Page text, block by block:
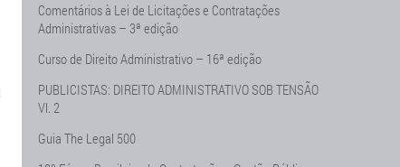
Comentários à Lei de Licitações e Contratações
Administrativas – 3ª edição
Curso de Direito Administrativo – 16ª edição
PUBLICISTAS: DIREITO ADMINISTRATIVO SOB TENSÃO
Vl. 2
Guia The Legal 500